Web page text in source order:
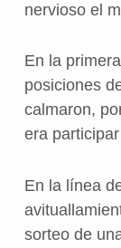
nervioso el
En la
posiciones
calmaron,
era
En la línea
sorteo de